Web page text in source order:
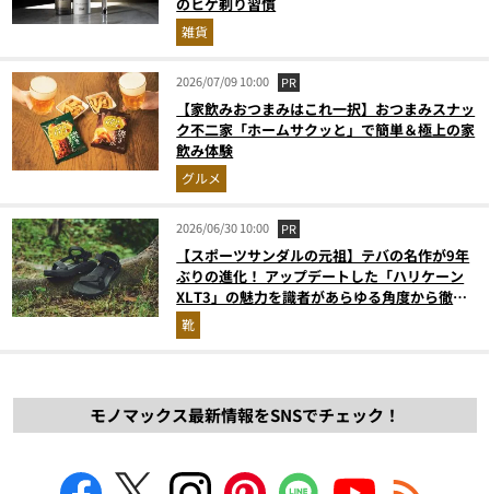
のヒゲ剃り習慣
雑貨
2026/07/09 10:00 PR
【家飲みおつまみはこれ一択】おつまみスナッ
ク不二家「ホームサクッと」で簡単＆極上の家
飲み体験
グルメ
2026/06/30 10:00 PR
【スポーツサンダルの元祖】テバの名作が9年
ぶりの進化！ アップデートした「ハリケーン
XLT3」の魅力を識者があらゆる角度から徹底
解説！
靴
モノマックス最新情報をSNSでチェック！